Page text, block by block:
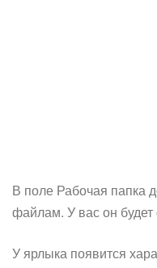
В поле Рабочая папка
файлам. У вас он будет
У ярлыка появится